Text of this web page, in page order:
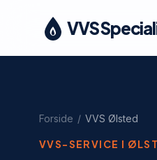
VVS
Forside / VVS Ølsted
VVS-SERVICE I